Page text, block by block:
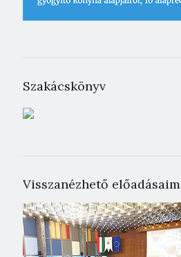
Szakácskönyv
Visszanézhető előadásaim